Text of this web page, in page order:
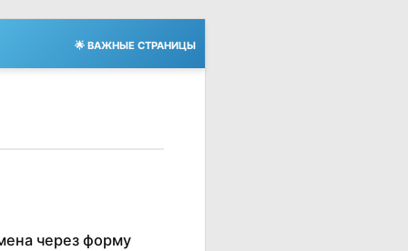
🌟 ВАЖНЫЕ СТРАНИЦЫ
через форму